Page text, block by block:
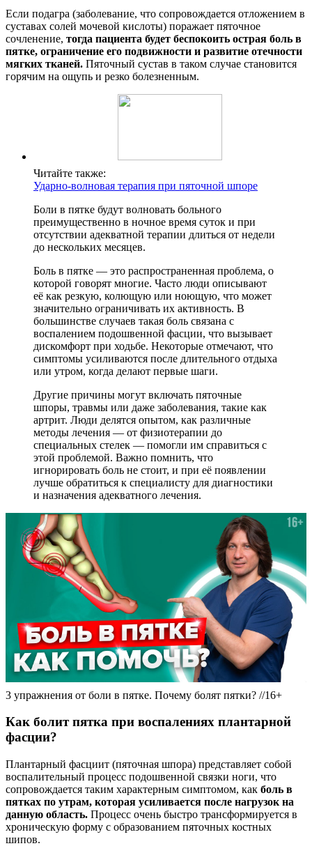
Если подагра (заболевание, что сопровождается отложением в
суставах солей мочевой кислоты) поражает пяточное
сочленение, тогда пациента будет беспокоить острая боль в
пятке, ограничение его подвижности и развитие отечности
мягких тканей. Пяточный сустав в таком случае становится
горячим на ощупь и резко болезненным.
Читайте также:
Ударно-волновая терапия при пяточной шпоре
Боли в пятке будут волновать больного
преимущественно в ночное время суток и при
отсутствии адекватной терапии длиться от недели
до нескольких месяцев.
Боль в пятке — это распространенная проблема, о
которой говорят многие. Часто люди описывают
её как резкую, колющую или ноющую, что может
значительно ограничивать их активность. В
большинстве случаев такая боль связана с
воспалением подошвенной фасции, что вызывает
дискомфорт при ходьбе. Некоторые отмечают, что
симптомы усиливаются после длительного отдыха
или утром, когда делают первые шаги.
Другие причины могут включать пяточные
шпоры, травмы или даже заболевания, такие как
артрит. Люди делятся опытом, как различные
методы лечения — от физиотерапии до
специальных стелек — помогли им справиться с
этой проблемой. Важно помнить, что
игнорировать боль не стоит, и при её появлении
лучше обратиться к специалисту для диагностики
и назначения адекватного лечения.
3 упражнения от боли в пятке. Почему болят пятки? //16+
Как болит пятка при воспалениях плантарной
фасции?
Плантарный фасциит (пяточная шпора) представляет собой
воспалительный процесс подошвенной связки ноги, что
сопровождается таким характерным симптомом, как боль в
пятках по утрам, которая усиливается после нагрузок на
данную область. Процесс очень быстро трансформируется в
хроническую форму с образованием пяточных костных
шипов.